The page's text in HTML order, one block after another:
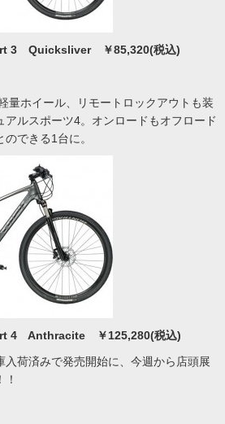
3 Quicksliver ￥85,320(税込)
量ホイール、リモートロックアウトも装
ルスポーツ4。オンロードもオフロード
できる1台に。
4 Anthracite ￥125,280(税込)
入荷済みで発売開始に、今週から店頭展